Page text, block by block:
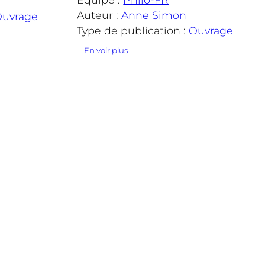
Auteur :Anne Simon
Type de publication : Ouvrage
En voir plus: